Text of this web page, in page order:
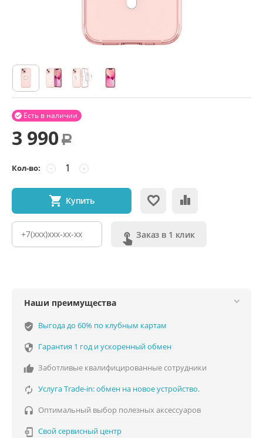
Есть в наличии

3 990 Р
Кол-во: +
−
Купить
Заказ в 1 клик
Наши преимущества
verified_user Выгода до 60% по клубным картам
 Гарантия 1 год и ускоренный обмен
 Заботливые квалифицированные сотрудники
 Услуга Trade-in: обмен на новое устройство.
 Оптимальный выбор полезных аксессуаров
 Свой сервисный центр